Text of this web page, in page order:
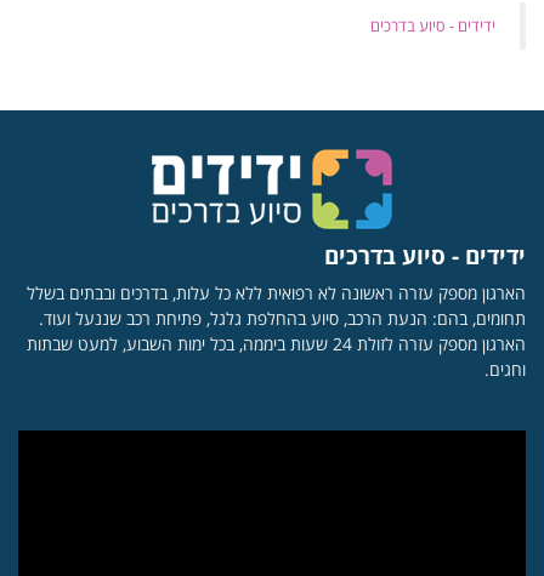
‏ידידים - סיוע בדרכים
ידידים - סיוע בדרכים
הארגון מספק עזרה ראשונה לא רפואית ללא כל עלות, בדרכים ובבתים בשלל
תחומים, בהם: הנעת הרכב, סיוע בהחלפת גלגל, פתיחת רכב שננעל ועוד.
הארגון מספק עזרה לזולת 24 שעות ביממה, בכל ימות השבוע, למעט שבתות
וחגים.